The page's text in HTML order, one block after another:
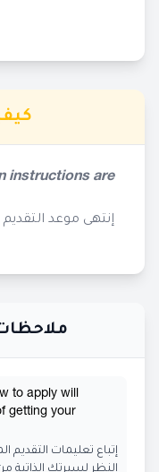
instructions are
إنتهى موعد
to apply will
getting your
إتباع تعليمات
النظر لسيرتك الذاتية